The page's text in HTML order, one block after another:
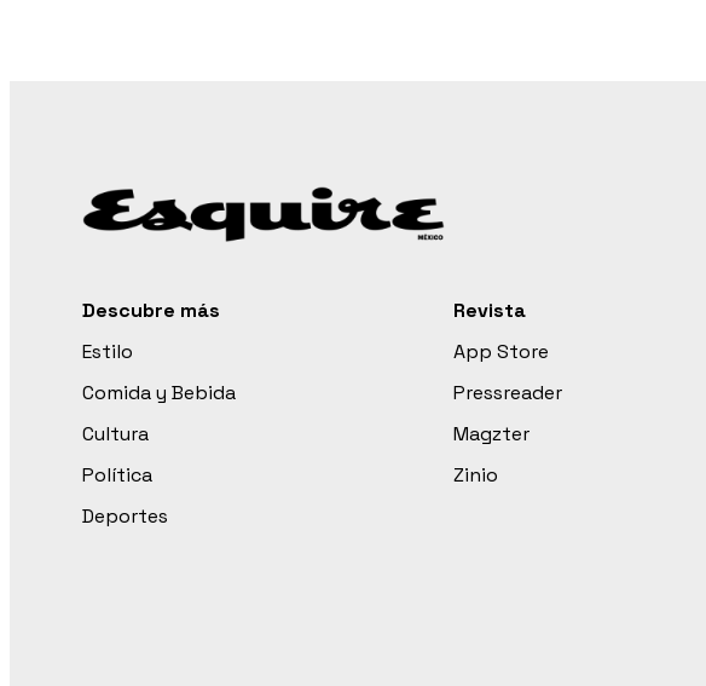
Descubre más
Estilo
Comida y Bebida
Cultura
Política
Deportes
Revista
App Store
Pressreader
Magzter
Zinio